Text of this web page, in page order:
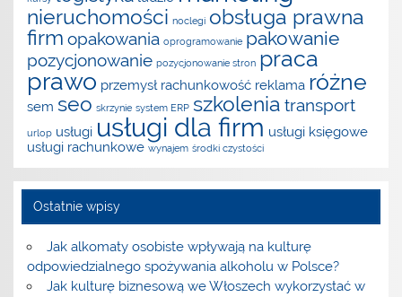
nieruchomości noclegi obsługa prawna
firm opakowania oprogramowanie pakowanie
pozycjonowanie pozycjonowanie stron praca
prawo przemysł rachunkowość reklama różne
sem seo skrzynie system ERP szkolenia transport
urlop usługi usługi dla firm usługi księgowe
usługi rachunkowe wynajem środki czystości
Ostatnie wpisy
Jak alkomaty osobiste wpływają na kulturę
odpowiedzialnego spożywania alkoholu w Polsce?
Jak kulturę biznesową we Włoszech wykorzystać w